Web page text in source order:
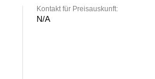
Kontakt für Preisauskunft:
N/A